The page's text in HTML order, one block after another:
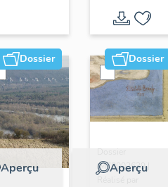
Dossier
Aperçu
Dossier
Aperçu
Dossier
IM78002639 |